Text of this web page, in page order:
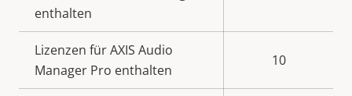
enthalten
Lizenzen für AXIS Audio
Manager Pro enthalten
10